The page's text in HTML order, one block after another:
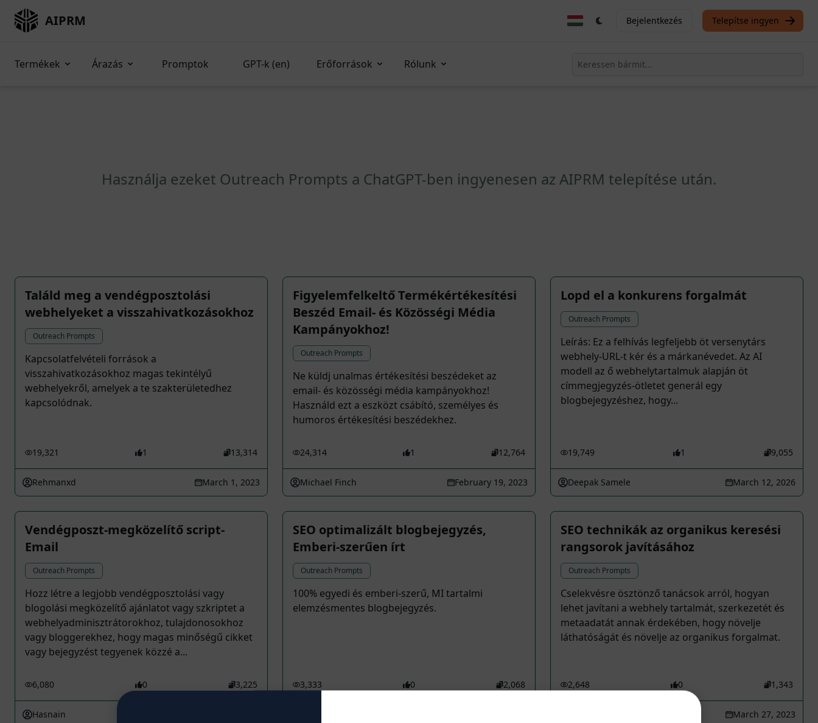
AIPRM Bejelentkezés Telepítse ingyen
Termékek Árazás Promptok GPT-k (en) Erőforrások Rólunk
Használja ezeket Outreach Prompts a ChatGPT-ben ingyenesen az AIPRM telepítése után.
Találd meg a vendégposztolási
webhelyeket a visszahivatkozásokhoz
Outreach Prompts
Kapcsolatfelvételi források a
visszahivatkozásokhoz magas tekintélyű
webhelyekről, amelyek a te szakterületedhez
kapcsolódnak.
19,321 1 13,314
Rehmanxd March 1, 2023
Figyelemfelkeltő Termékértékesítési
Beszéd Email- és Közösségi Média
Kampányokhoz!
Outreach Prompts
Ne küldj unalmas értékesítési beszédeket az
email- és közösségi média kampányokhoz!
Használd ezt a eszközt csábító, személyes és
humoros értékesítési beszédekhez.
24,314 1 12,764
Michael Finch February 19, 2023
Lopd el a konkurens forgalmát
Outreach Prompts
Leírás: Ez a felhívás legfeljebb öt versenytárs
webhely-URL-t kér és a márkanévedet. Az AI
modell az ő webhelytartalmuk alapján öt
címmegjegyzés-ötletet generál egy
blogbejegyzéshez, hogy...
19,749 1 9,055
Deepak Samele March 12, 2026
Vendégposzt-megközelítő script-
Email
Outreach Prompts
Hozz létre a legjobb vendégposztolási vagy
blogolási megközelítő ajánlatot vagy szkriptet a
webhelyadminisztrátorokhoz, tulajdonosokhoz
vagy bloggerekhez, hogy magas minőségű cikket
vagy bejegyzést tegyenek közzé a...
6,080 0 3,225
Hasnain
SEO optimalizált blogbejegyzés,
Emberi-szerűen írt
Outreach Prompts
100% egyedi és emberi-szerű, MI tartalmi
elemzésmentes blogbejegyzés.
3,333 0 2,068
SEO technikák az organikus keresési
rangsorok javításához
Outreach Prompts
Cselekvésre ösztönző tanácsok arról, hogyan
lehet javítani a webhely tartalmát, szerkezetét és
metaadatát annak érdekében, hogy növelje
láthatóságát és növelje az organikus forgalmat.
2,648 0 1,343
March 27, 2023